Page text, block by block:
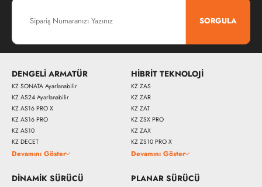
SORGULA
DENGELİ ARMATÜR
KZ SONATA Ayarlanabilir
KZ AS24 Ayarlanabilir
KZ AS16 PRO X
KZ AS16 PRO
KZ AS10
KZ DECET
Devamını Göster
HİBRİT TEKNOLOJİ
KZ ZAS
KZ ZAR
KZ ZAT
KZ ZSX PRO
KZ ZAX
KZ ZS10 PRO X
Devamını Göster
DİNAMİK SÜRÜCÜ PLANAR SÜRÜCÜ